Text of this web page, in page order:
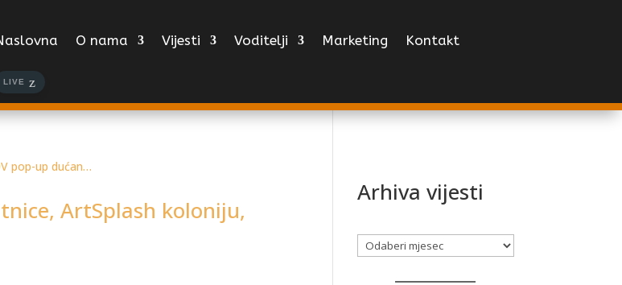
O nama Vijesti Voditelji Marketing Kontakt
LIVE
ArtSplash koloniju,
Arhiva vijesti
Arhiva